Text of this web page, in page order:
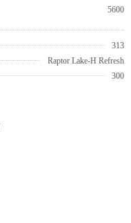
5600
313
Raptor Lake-H Refresh
300